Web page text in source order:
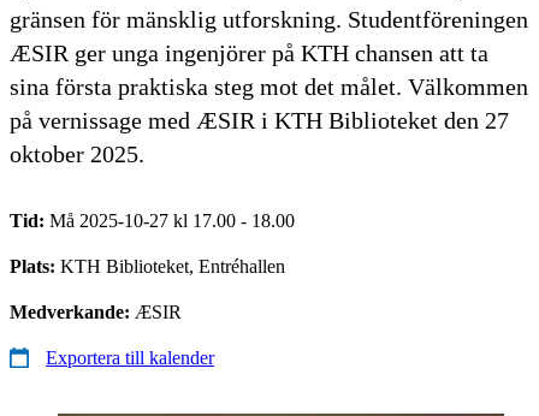
gränsen för mänsklig utforskning. Studentföreningen
ÆSIR ger unga ingenjörer på KTH chansen att ta
sina första praktiska steg mot det målet. Välkommen
på vernissage med ÆSIR i KTH Biblioteket den 27
oktober 2025.
Tid: Må 2025-10-27 kl 17.00 - 18.00
Plats: KTH Biblioteket, Entréhallen
Medverkande: ÆSIR
Exportera till kalender